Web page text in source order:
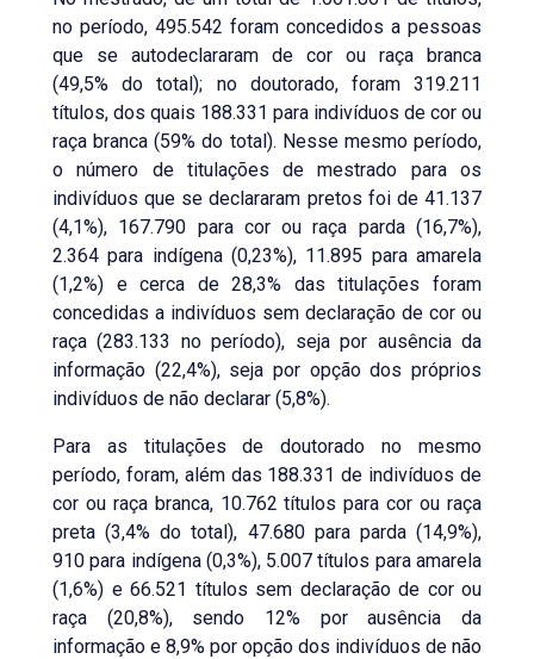
no período, 495.542 foram concedidos a pessoas
que se autodeclararam de cor ou raça branca
(49,5% do total); no doutorado, foram 319.211
títulos, dos quais 188.331 para indivíduos de cor ou
raça branca (59% do total). Nesse mesmo período,
o número de titulações de mestrado para os
indivíduos que se declararam pretos foi de 41.137
(4,1%), 167.790 para cor ou raça parda (16,7%),
2.364 para indígena (0,23%), 11.895 para amarela
(1,2%) e cerca de 28,3% das titulações foram
concedidas a indivíduos sem declaração de cor ou
raça (283.133 no período), seja por ausência da
informação (22,4%), seja por opção dos próprios
indivíduos de não declarar (5,8%).
Para as titulações de doutorado no mesmo
período, foram, além das 188.331 de indivíduos de
cor ou raça branca, 10.762 títulos para cor ou raça
preta (3,4% do total), 47.680 para parda (14,9%),
910 para indígena (0,3%), 5.007 títulos para amarela
(1,6%) e 66.521 títulos sem declaração de cor ou
raça (20,8%), sendo 12% por ausência da
informação e 8,9% por opção dos indivíduos de não